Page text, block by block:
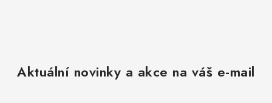
Aktuální novinky a akce na váš e-mail